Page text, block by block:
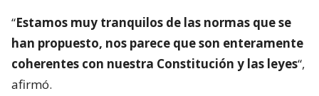
“Estamos muy tranquilos de las normas que se
han propuesto, nos parece que son enteramente
coherentes con nuestra Constitución y las leyes“,
afirmó.